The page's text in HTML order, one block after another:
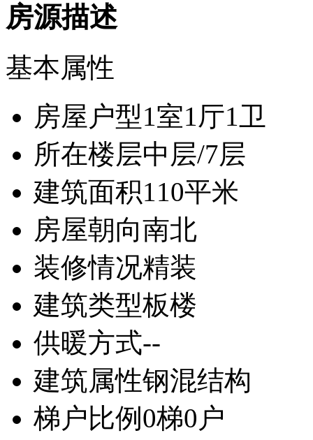
房源描述
基本属性
房屋户型1室1厅1卫
所在楼层中层/7层
建筑面积110平米
房屋朝向南北
装修情况精装
建筑类型板楼
供暖方式--
建筑属性钢混结构
梯户比例 0梯0户